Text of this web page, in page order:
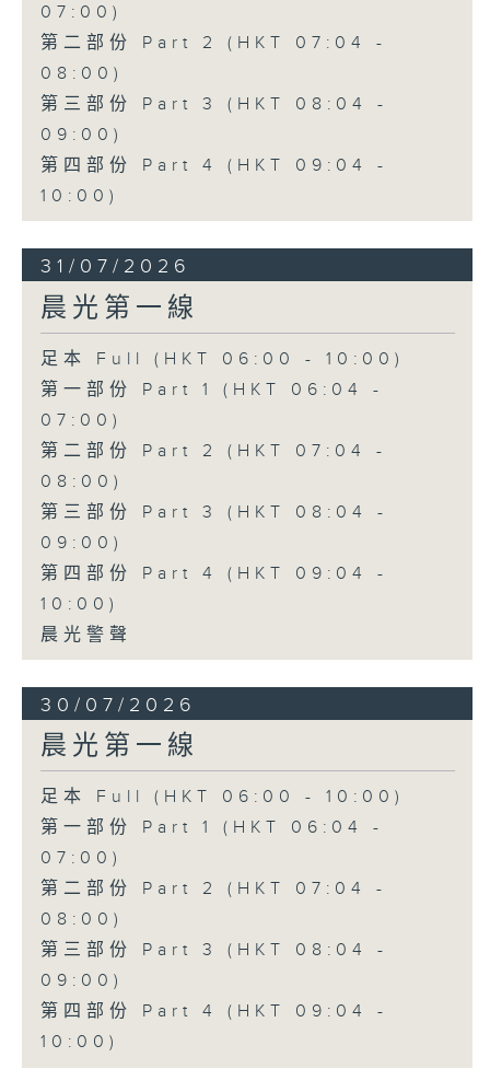
07:00)
第二部份 Part 2 (HKT 07:04 -
08:00)
第三部份 Part 3 (HKT 08:04 -
09:00)
第四部份 Part 4 (HKT 09:04 -
10:00)
31/07/2026
晨光第一線
足本 Full (HKT 06:00 - 10:00)
第一部份 Part 1 (HKT 06:04 -
07:00)
第二部份 Part 2 (HKT 07:04 -
08:00)
第三部份 Part 3 (HKT 08:04 -
09:00)
第四部份 Part 4 (HKT 09:04 -
10:00)
晨光警聲
30/07/2026
晨光第一線
足本 Full (HKT 06:00 - 10:00)
第一部份 Part 1 (HKT 06:04 -
07:00)
第二部份 Part 2 (HKT 07:04 -
08:00)
第三部份 Part 3 (HKT 08:04 -
09:00)
第四部份 Part 4 (HKT 09:04 -
10:00)